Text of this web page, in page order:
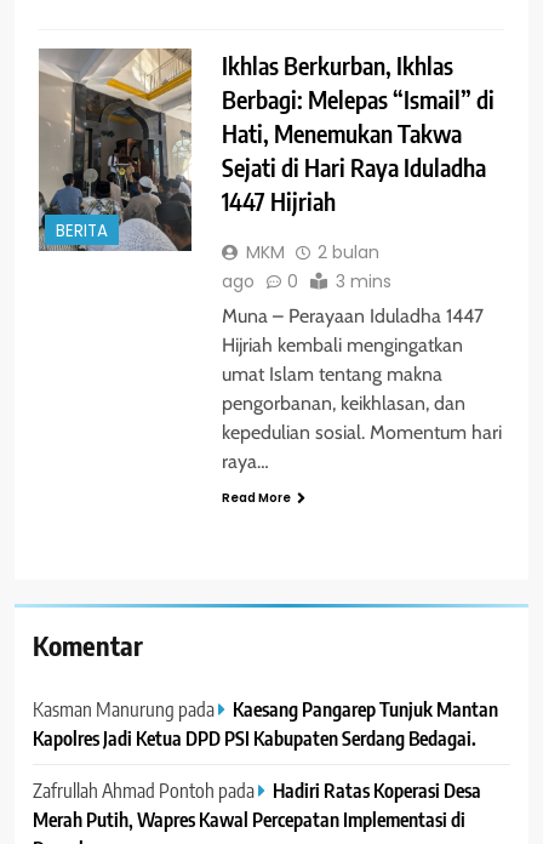
BERITA
‎Ikhlas Berkurban, Ikhlas
Berbagi: Melepas “Ismail” di
Hati, Menemukan Takwa
Sejati di Hari Raya Iduladha
1447 Hijriah
MKM
2 bulan
ago
0 3 mins
Muna – Perayaan Iduladha 1447
Hijriah kembali mengingatkan
umat Islam tentang makna
pengorbanan, keikhlasan, dan
kepedulian sosial. Momentum hari
raya…
Read More
Komentar
Kasman Manurung pada
Kaesang Pangarep Tunjuk Mantan
Kapolres Jadi Ketua DPD PSI Kabupaten Serdang Bedagai. ‎ ‎
Zafrullah Ahmad Pontoh pada
Hadiri Ratas Koperasi Desa
Merah Putih, Wapres Kawal Percepatan Implementasi di